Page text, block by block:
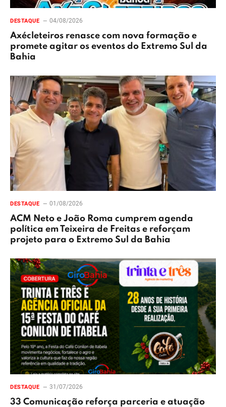
DESTAQUE 04/08/2026
Axécleteiros renasce com nova formação e
promete agitar os eventos do Extremo Sul da
Bahia
DESTAQUE 01/08/2026
ACM Neto e João Roma cumprem agenda
política em Teixeira de Freitas e reforçam
projeto para o Extremo Sul da Bahia
DESTAQUE 31/07/2026
33 Comunicação reforça parceria e atuação